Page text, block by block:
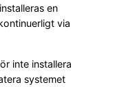
en
via
inte installera
systemet